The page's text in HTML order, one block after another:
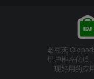
老豆荚
用户推荐优质
现好用的应